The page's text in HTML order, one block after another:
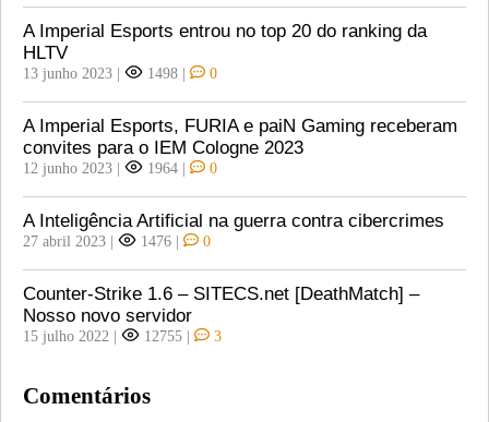
A Imperial Esports entrou no top 20 do ranking da
HLTV
13 junho 2023 | 1498 | 0
A Imperial Esports, FURIA e paiN Gaming receberam
convites para o IEM Cologne 2023
12 junho 2023 | 1964 | 0
A Inteligência Artificial na guerra contra cibercrimes
27 abril 2023 | 1476 | 0
Counter-Strike 1.6 – SITECS.net [DeathMatch] –
Nosso novo servidor
15 julho 2022 | 12755 | 3
Comentários